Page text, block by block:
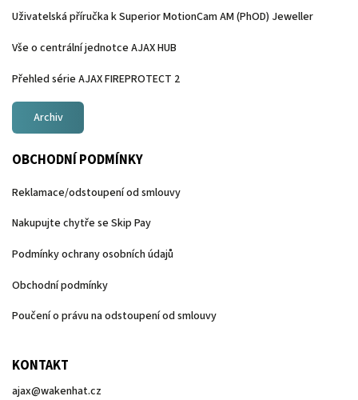
Uživatelská příručka k Superior MotionCam AM (PhOD) Jeweller
Vše o centrální jednotce AJAX HUB
Přehled série AJAX FIREPROTECT 2
Archiv
OBCHODNÍ PODMÍNKY
Reklamace/odstoupení od smlouvy
Nakupujte chytře se Skip Pay
Podmínky ochrany osobních údajů
Obchodní podmínky
Poučení o právu na odstoupení od smlouvy
KONTAKT
ajax@wakenhat.cz